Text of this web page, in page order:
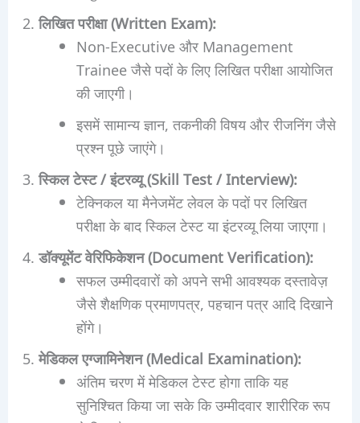
लिखित परीक्षा (Written Exam):
Non-Executive और Management
Trainee जैसे पदों के लिए लिखित परीक्षा आयोजित
की जाएगी।
इसमें सामान्य ज्ञान, तकनीकी विषय और रीजनिंग जैसे
प्रश्न पूछे जाएंगे।
स्किल टेस्ट / इंटरव्यू (Skill Test / Interview):
टेक्निकल या मैनेजमेंट लेवल के पदों पर लिखित
परीक्षा के बाद स्किल टेस्ट या इंटरव्यू लिया जाएगा।
डॉक्यूमेंट वेरिफिकेशन (Document Verification):
सफल उम्मीदवारों को अपने सभी आवश्यक दस्तावेज़
जैसे शैक्षणिक प्रमाणपत्र, पहचान पत्र आदि दिखाने
होंगे।
मेडिकल एग्जामिनेशन (Medical Examination):
अंतिम चरण में मेडिकल टेस्ट होगा ताकि यह
सुनिश्चित किया जा सके कि उम्मीदवार शारीरिक रूप